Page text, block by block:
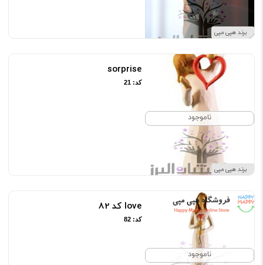
برند هپی مپی
ناموجود
برند هپی مپی
sorprise
کد: 21
ناموجود
love کد 82
کد: 82